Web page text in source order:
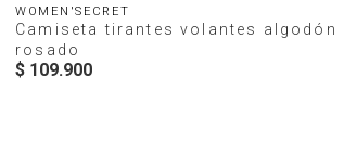
WOMEN'SECRET
Camiseta tirantes volantes algodón
rosado
$ 109.900